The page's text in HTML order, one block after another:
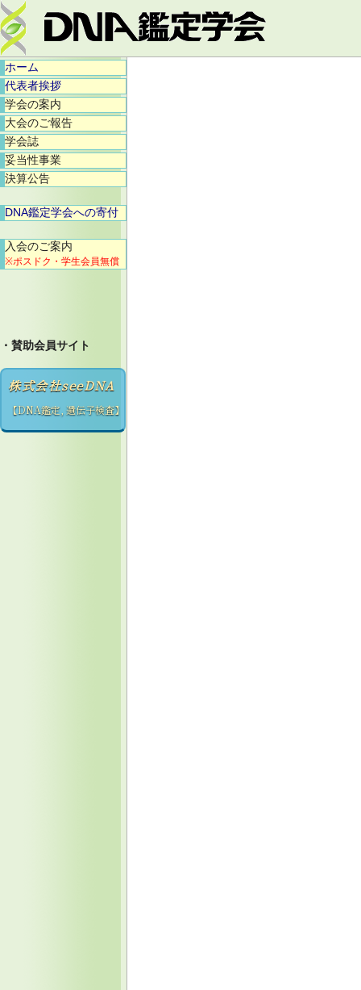
ホーム
代表者挨拶
学会の案内
大会のご報告
学会誌
妥当性事業
決算公告
DNA鑑定学会への寄付
入会のご案内
※ポスドク・学生会員無償
・賛助会員サイト
株式会社seeDNA
【DNA鑑定, 遺伝子検査】